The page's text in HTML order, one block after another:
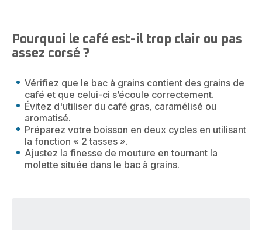
Pourquoi le café est-il trop clair ou pas
assez corsé ?
Vérifiez que le bac à grains contient des grains de
café et que celui-ci s’écoule correctement.
Évitez d'utiliser du café gras, caramélisé ou
aromatisé.
Préparez votre boisson en deux cycles en utilisant
la fonction « 2 tasses ».
Ajustez la finesse de mouture en tournant la
molette située dans le bac à grains.